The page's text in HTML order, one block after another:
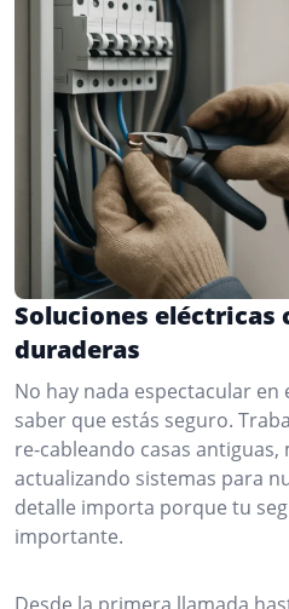
Soluciones eléctricas
duraderas
No hay nada espectacular
saber que estás seguro.
re-cableando casas
actualizando sistemas para
detalle importa porque tu
importante.